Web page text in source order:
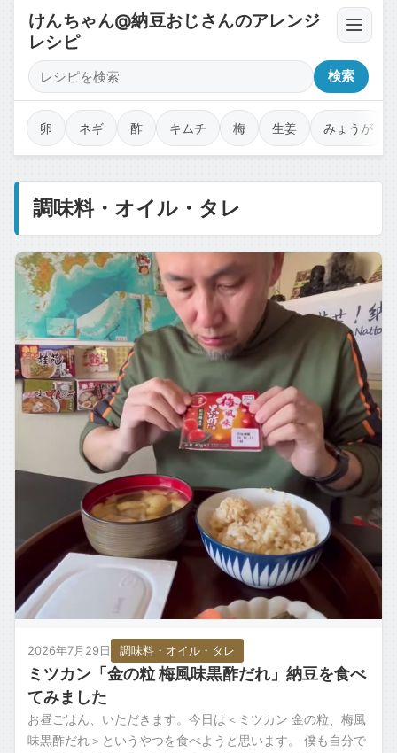
けんちゃん@納豆おじさんのアレンジ
レシピ
卵・豆腐・ネバネバ
薬味・香味野菜
調味料・オイル・タレ
乾物・海苔・トッピング
カップ麺・ジャンク・コラボ
魚介・肉のせ
ごはん・主食もの
お取り寄せ・銘柄・ご当地
変わり種・ネタ
食材タグ一覧 →
検索
卵 ネギ 酢 キムチ 梅 生姜 みょうが
調味料・オイル・タレ
2026年7月29日 調味料・オイル・タレ
ミツカン「金の粒 梅風味黒酢だれ」納豆を食べ
てみました
お昼ごはん、いただきます。今日は＜ミツカン 金の粒、梅風
味黒酢だれ＞というやつを食べようと思います。 僕も自分で